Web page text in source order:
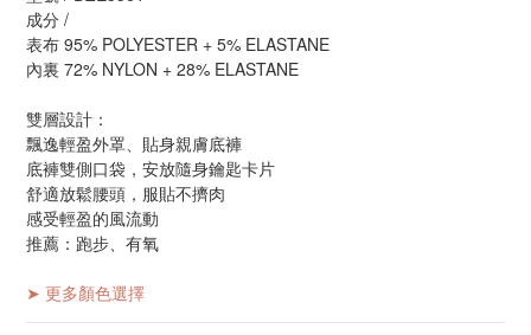
成分 /
表布 95% POLYESTER + 5% ELASTANE
內裏 72% NYLON + 28% ELASTANE
雙層設計：
飄逸輕盈外罩、貼身親膚底褲
底褲雙側口袋，安放隨身鑰匙卡片
舒適放鬆腰頭，服貼不擠肉
感受輕盈的風流動
推薦：跑步、有氧
➤ 更多顏色選擇